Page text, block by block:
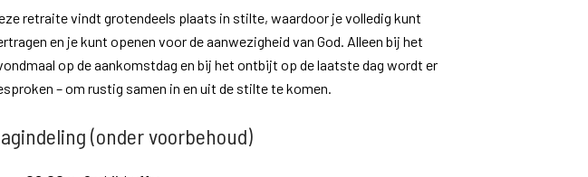
retraite vindt grotendeels plaats in stilte, waardoor je volledig kunt
en je kunt openen voor de aanwezigheid van God. Alleen bij het
op de aankomstdag en bij het ontbijt op de laatste dag wordt er
– om rustig samen in en uit de stilte te komen.
(onder voorbehoud)